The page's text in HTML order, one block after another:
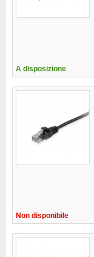
A disposizione
Non disponibile